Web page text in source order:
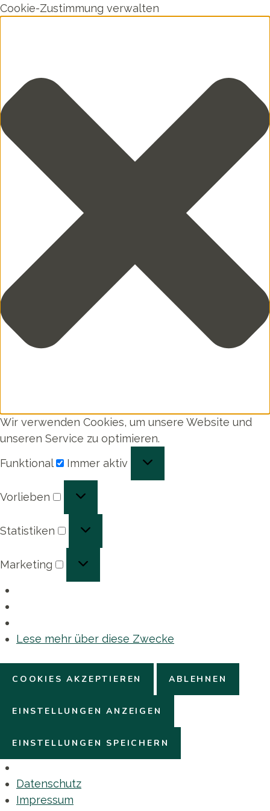
Cookie-Zustimmung verwalten
Wir verwenden Cookies, um unsere Website und
unseren Service zu optimieren.
Funktional
Immer aktiv
Vorlieben
Statistiken
Marketing
Lese mehr über diese Zwecke
COOKIES AKZEPTIEREN ABLEHNEN
EINSTELLUNGEN ANZEIGEN
EINSTELLUNGEN SPEICHERN
Datenschutz
Impressum